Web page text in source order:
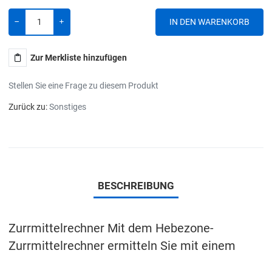
Menge
Zur Merkliste hinzufügen
Stellen Sie eine Frage zu diesem Produkt
Zurück zu:Sonstiges
BESCHREIBUNG
Zurrmittelrechner Mit dem Hebezone-
Zurrmittelrechner ermitteln Sie mit einem